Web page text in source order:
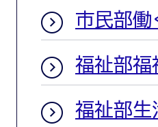
市民部働
福祉部福
福祉部生